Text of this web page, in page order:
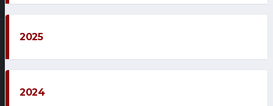
2025
2024